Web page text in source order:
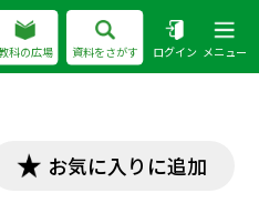
科の広場 資料をさがす ログイン メニュー
お気に入りに追加